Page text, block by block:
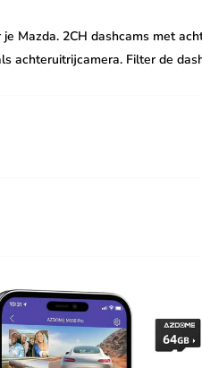
Mazda. 2CH dashcams met
achteruitrijcamera. Filter de